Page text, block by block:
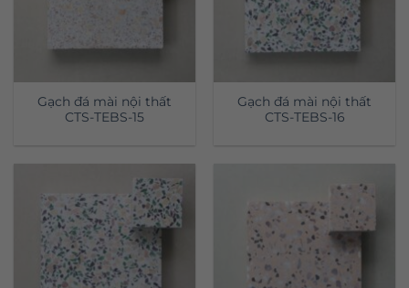
Gạch đá mài nội thất
CTS-TEBS-15
Gạch đá mài nội thất
CTS-TEBS-16